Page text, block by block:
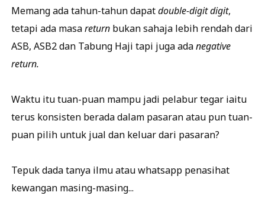
Memang ada tahun-tahun dapatdouble-digit digit,
tetapi ada masareturn bukan sahaja lebih rendah dari
ASB, ASB2 dan Tabung Haji tapi juga adanegative
return.
Waktu itu tuan-puan mampu jadi pelabur tegar iaitu
terus konsisten berada dalam pasaran atau pun tuan-
puan pilih untuk jual dan keluar dari pasaran?
Tepuk dada tanya ilmu atau whatsapp penasihat
kewangan masing-masing...